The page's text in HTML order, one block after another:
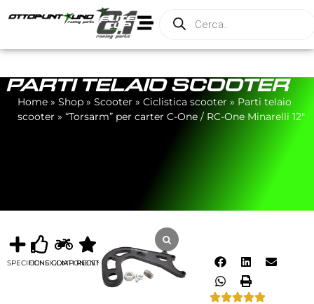
PARTI TELAIO SCOOTER
Home » Shop » Scooter » Ciclistica scooter » Parti telaio
scooter » “Torsarm” per carter C-One / RC-One Minarelli 12″
SPECIFICHECONSIGLIATICOMPONENTI
RECENSIONI